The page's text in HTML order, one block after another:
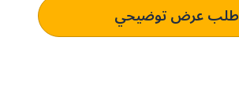
طلب عرض توضيحي